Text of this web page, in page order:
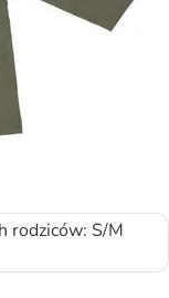
rodziców: S/M